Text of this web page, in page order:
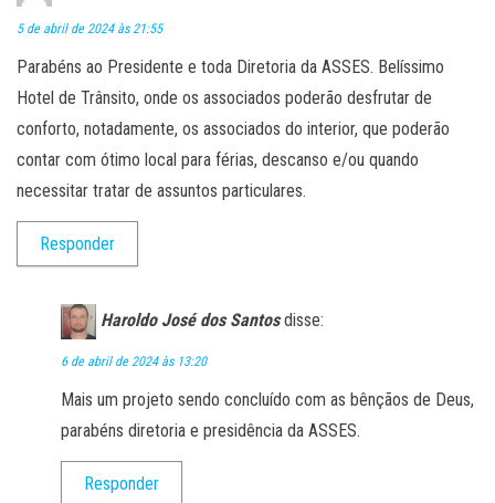
5 de abril de 2024 às 21:55
Parabéns ao Presidente e toda Diretoria da ASSES. Belíssimo
Hotel de Trânsito, onde os associados poderão desfrutar de
conforto, notadamente, os associados do interior, que poderão
contar com ótimo local para férias, descanso e/ou quando
necessitar tratar de assuntos particulares.
Responder
Haroldo José dos Santos disse:
6 de abril de 2024 às 13:20
Mais um projeto sendo concluído com as bênçãos de Deus,
parabéns diretoria e presidência da ASSES.
Responder